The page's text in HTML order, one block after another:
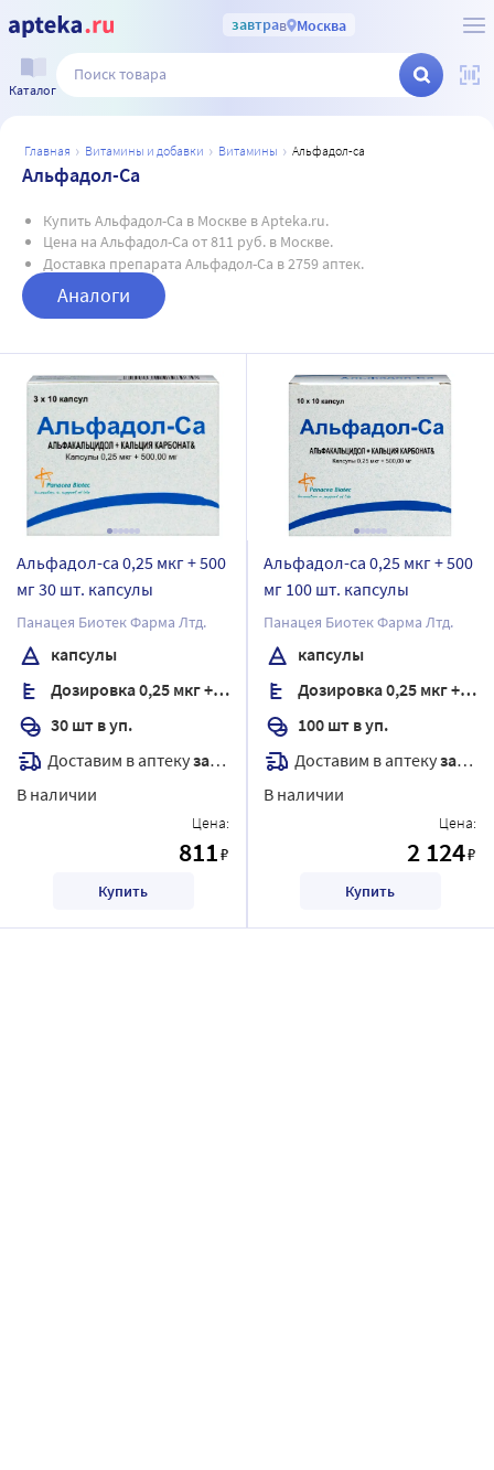
завтрав Москва
Каталог
главная витамины и добавки витамины альфадол-са
Альфадол-Са
Купить Альфадол-Са в Москве в Apteka.ru.
Цена на Альфадол-Са от 811 руб. в Москве.
Доставка препарата Альфадол-Са в 2759 аптек.
Аналоги
Альфадол-са 0,25 мкг + 500
мг 30 шт. капсулы
Панацея Биотек Фарма Лтд.
капсулы
Дозировка 0,25 мкг + 500 мг
30 шт в уп.
Доставим в аптекузавтра
В наличии
Цена:
811₽
Купить
Альфадол-са 0,25 мкг + 500
мг 100 шт. капсулы
Панацея Биотек Фарма Лтд.
капсулы
Дозировка 0,25 мкг + 500 мг
100 шт в уп.
Доставим в аптекузавтра
В наличии
Цена:
2 124₽
Купить